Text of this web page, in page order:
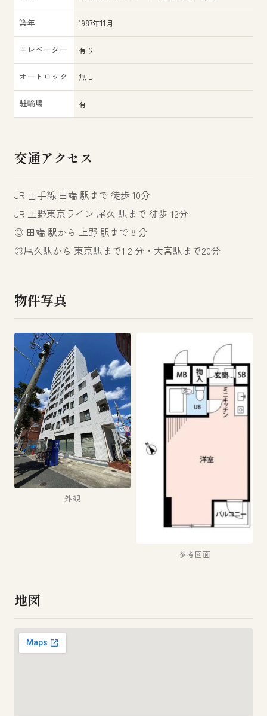
築年 1987年11月
エレベーター 有り
オートロック 無し
駐輪場 有
交通アクセス
JR 山手線 田端 駅まで 徒歩 10分
JR 上野東京ライン 尾久 駅まで 徒歩 12分
◎ 田端 駅から 上野 駅まで 8 分
◎尾久駅から 東京駅まで1 2 分・大宮駅まで20分
物件写真
外観
参考図面
地図